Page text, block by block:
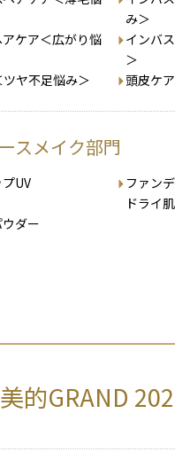
み＞
ケア＜広がり悩
インバ
＞
ヤ不足悩み＞ 頭皮ケ
スメイク部門
UV
ファン
ドライ
ダー
美的GRAND